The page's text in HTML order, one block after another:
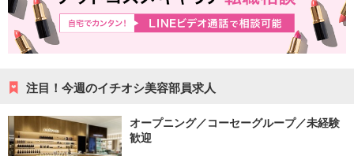
注目！今週のイチオシ美容部員求人
オープニング／コーセーグループ／未経験
歓迎